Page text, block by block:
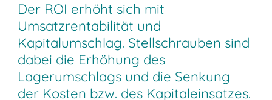
Der ROI erhöht sich mit
Umsatzrentabilität und
Kapitalumschlag. Stellschrauben sind
dabei die Erhöhung des
Lagerumschlags und die Senkung
der Kosten bzw. des Kapitaleinsatzes.